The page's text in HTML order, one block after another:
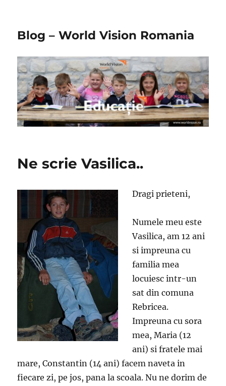
Blog – World Vision Romania
Ne scrie Vasilica..
Dragi prieteni,
Numele meu este
Vasilica, am 12 ani
si impreuna cu
familia mea
locuiesc intr-un
sat din comuna
Rebricea.
Impreuna cu sora
mea, Maria (12
ani) si fratele mai
mare, Constantin (14 ani) facem naveta in
fiecare zi, pe jos, pana la scoala. Nu ne dorim de